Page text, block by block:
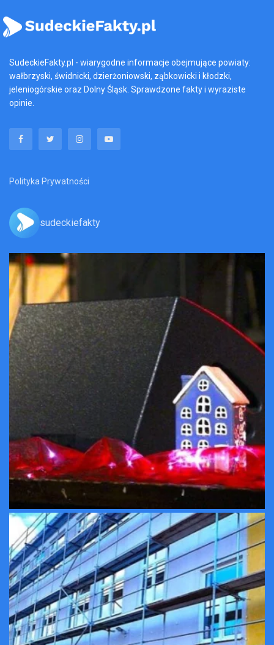
SudeckieFakty.pl - wiarygodne informacje obejmujące powiaty:
wałbrzyski, świdnicki, dzierżoniowski, ząbkowicki i kłodzki,
jeleniogórskie oraz Dolny Śląsk. Sprawdzone fakty i wyraziste
opinie.
Polityka Prywatności
sudeckiefakty